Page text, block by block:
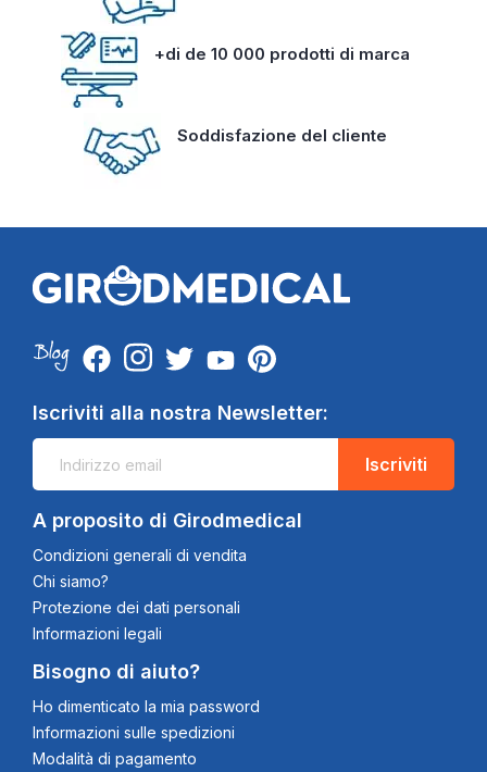
+di de 10 000 prodotti di marca
Soddisfazione del cliente
Iscriviti alla nostra Newsletter:
Iscriviti
A proposito di Girodmedical
Condizioni generali di vendita
Chi siamo?
Protezione dei dati personali
Informazioni legali
Bisogno di aiuto?
Ho dimenticato la mia password
Informazioni sulle spedizioni
Modalità di pagamento